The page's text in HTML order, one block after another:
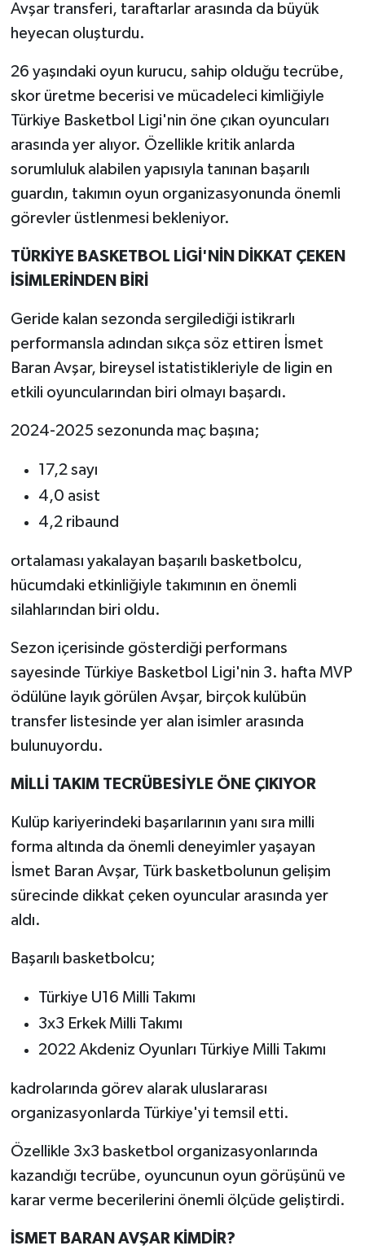
Avşar transferi, taraftarlar arasında da büyük
heyecan oluşturdu.
26 yaşındaki oyun kurucu, sahip olduğu tecrübe,
skor üretme becerisi ve mücadeleci kimliğiyle
Türkiye Basketbol Ligi'nin öne çıkan oyuncuları
arasında yer alıyor. Özellikle kritik anlarda
sorumluluk alabilen yapısıyla tanınan başarılı
guardın, takımın oyun organizasyonunda önemli
görevler üstlenmesi bekleniyor.
TÜRKİYE BASKETBOL LİGİ'NİN DİKKAT ÇEKEN
İSİMLERİNDEN BİRİ
Geride kalan sezonda sergilediği istikrarlı
performansla adından sıkça söz ettiren İsmet
Baran Avşar, bireysel istatistikleriyle de ligin en
etkili oyuncularından biri olmayı başardı.
2024-2025 sezonunda maç başına;
17,2 sayı
4,0 asist
4,2 ribaund
ortalaması yakalayan başarılı basketbolcu,
hücumdaki etkinliğiyle takımının en önemli
silahlarından biri oldu.
Sezon içerisinde gösterdiği performans
sayesinde Türkiye Basketbol Ligi'nin 3. hafta MVP
ödülüne layık görülen Avşar, birçok kulübün
transfer listesinde yer alan isimler arasında
bulunuyordu.
MİLLİ TAKIM TECRÜBESİYLE ÖNE ÇIKIYOR
Kulüp kariyerindeki başarılarının yanı sıra milli
forma altında da önemli deneyimler yaşayan
İsmet Baran Avşar, Türk basketbolunun gelişim
sürecinde dikkat çeken oyuncular arasında yer
aldı.
Başarılı basketbolcu;
Türkiye U16 Milli Takımı
3x3 Erkek Milli Takımı
2022 Akdeniz Oyunları Türkiye Milli Takımı
kadrolarında görev alarak uluslararası
organizasyonlarda Türkiye'yi temsil etti.
Özellikle 3x3 basketbol organizasyonlarında
kazandığı tecrübe, oyuncunun oyun görüşünü ve
karar verme becerilerini önemli ölçüde geliştirdi.
İSMET BARAN AVŞAR KİMDİR?